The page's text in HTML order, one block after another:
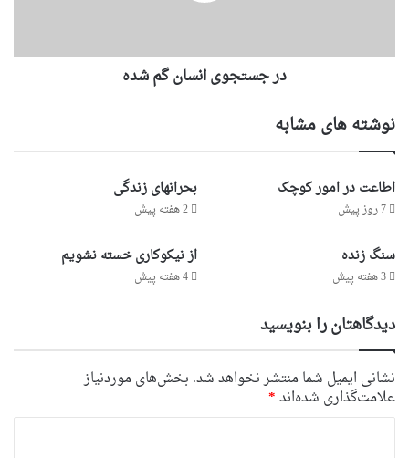
در جستجوی انسان گم شده
نوشته های مشابه
اطاعت در امور کوچک
7 روز پیش
بحرانهای زندگی
2 هفته پیش
سنگ زنده
3 هفته پیش
از نیکوکاری خسته نشویم
4 هفته پیش
دیدگاهتان را بنویسید
نشانی ایمیل شما منتشر نخواهد شد. بخش‌های موردنیاز
علامت‌گذاری شده‌اند*